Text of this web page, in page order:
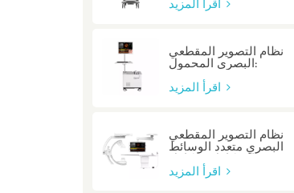
نظام التصوير المقطعي
البصري المحمول:
Mobile/Mobile-E
نظام التصوير المقطعي
البصري متعدد الوسائط
المتكامل: متكامل